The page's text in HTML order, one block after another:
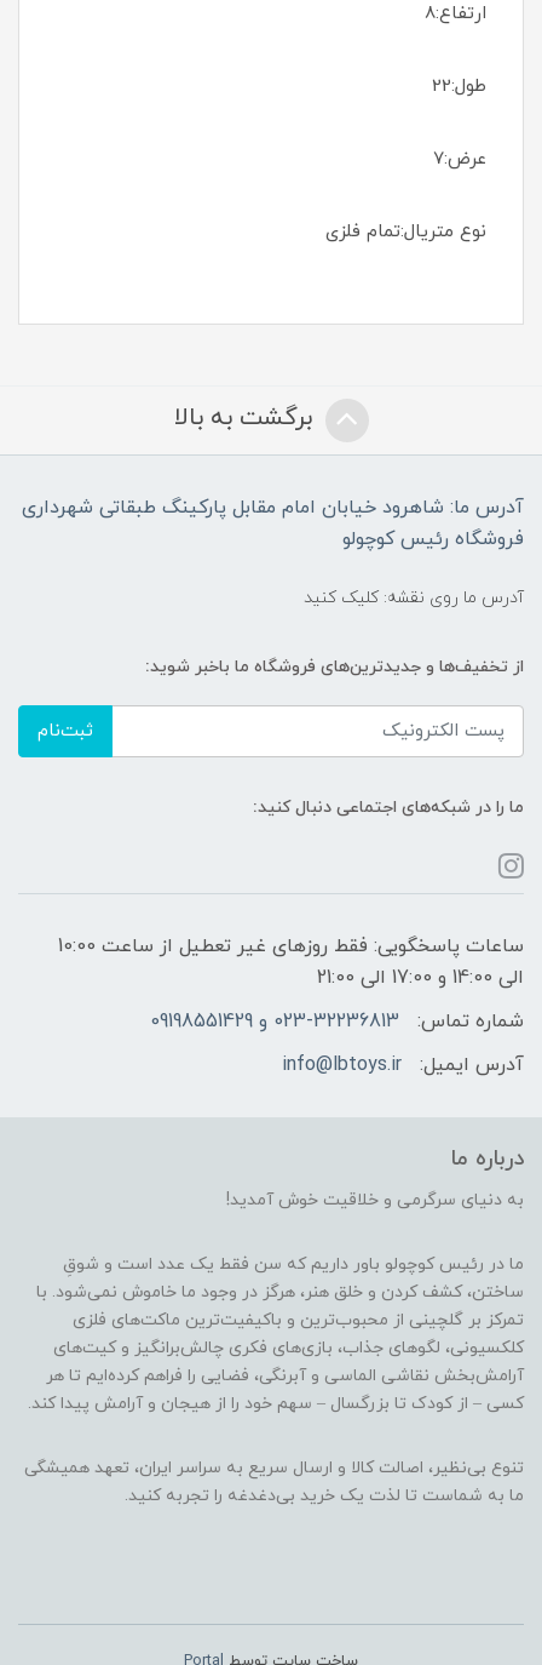
ارتفاع:8
طول:22
عرض:7
نوع متریال:تمام فلزی
برگشت به بالا
آدرس ما: شاهرود خیابان امام مقابل پارکینگ طبقاتی شهرداری
فروشگاه رئیس کوچولو
آدرس ما روی نقشه: کلیک کنید
از تخفیف‌ها و جدیدترین‌های فروشگاه ما باخبر شوید:
ثبت‌نام
ما را در شبکه‌های اجتماعی دنبال کنید:
ساعات پاسخگویی: فقط روزهای غیر تعطیل از ساعت 10:00
الی 14:00 و 17:00 الی 21:00
شماره تماس:
023-32236813 و 09198551429
آدرس ایمیل:
info@lbtoys.ir
درباره ما
به دنیای سرگرمی و خلاقیت خوش آمدید!
ما در رئیس کوچولو باور داریم که سن فقط یک عدد است و شوقِ
ساختن، کشف کردن و خلق هنر، هرگز در وجود ما خاموش نمی‌شود. با
تمرکز بر گلچینی از محبوب‌ترین و باکیفیت‌ترین ماکت‌های فلزی
کلکسیونی، لگوهای جذاب، بازی‌های فکری چالش‌برانگیز و کیت‌های
آرامش‌بخش نقاشی الماسی و آبرنگی، فضایی را فراهم کرده‌ایم تا هر
کسی – از کودک تا بزرگسال – سهم خود را از هیجان و آرامش پیدا کند.
تنوع بی‌نظیر، اصالت کالا و ارسال سریع به سراسر ایران، تعهد همیشگی
ما به شماست تا لذت یک خرید بی‌دغدغه را تجربه کنید.